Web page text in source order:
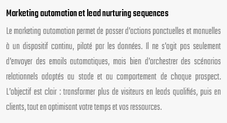
Marketing automation et lead nurturing sequences
Le marketing automation permet de passer d’actions ponctuelles et manuelles
à un dispositif continu, piloté par les données. Il ne s’agit pas seulement
d’envoyer des emails automatiques, mais bien d’orchestrer des scénarios
relationnels adaptés au stade et au comportement de chaque prospect.
L’objectif est clair : transformer plus de visiteurs en leads qualifiés, puis en
clients, tout en optimisant votre temps et vos ressources.